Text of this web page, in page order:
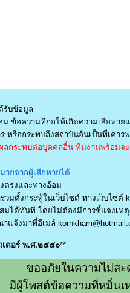
รับข้อมูล
ข้อความที่ก่อให้เกิดความเสียหาย
หรือกระทบถึงสถาบันอันเป็นที่เคารพ
กระทบต่อบุคคลอื่น ทีมงานพร้อมจะ
ยจากผู้เสียหายได้
รงและทางอ้อม
มตั้งกระทู้ในเว็บไซต์ ทางเว็บไซต์
มได้ทันที โดยไม่ต้องมีการชี้แจงเห
แจ้งมาที่อีเมล์
เตอร์ พ.ศ.๒๕๕๐**
ขออภัยในความไม่สะ
มีผู้โพสต์ข้อความที่หมิ่นเ